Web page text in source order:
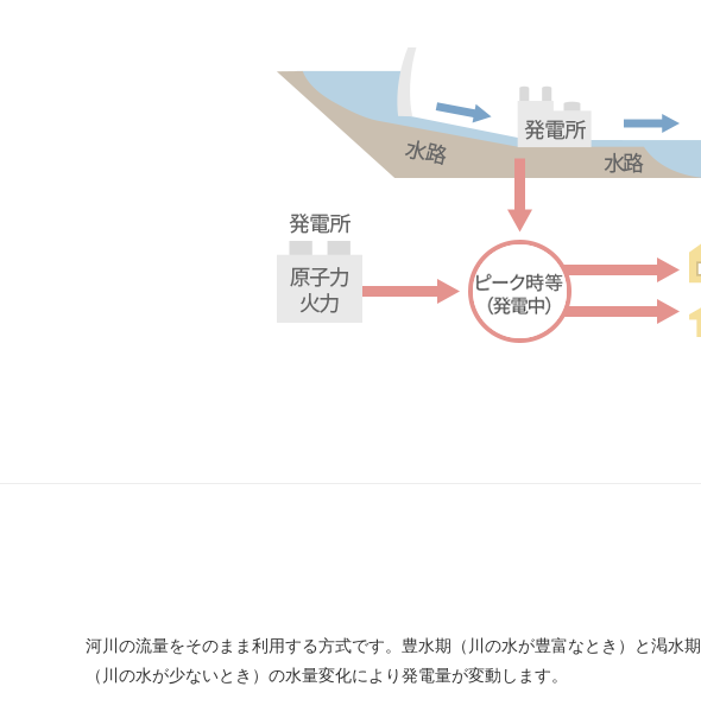
河川の流量をそのまま利用する方式です。豊水期（川の水が豊富なとき）と渇水期
（川の水が少ないとき）の水量変化により発電量が変動します。